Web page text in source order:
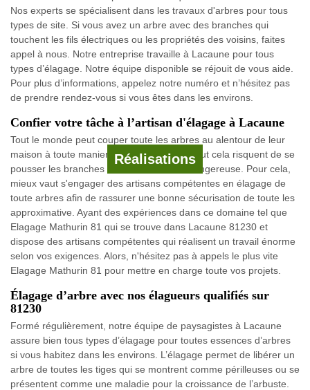
Réalisations
Nos experts se spécialisent dans les travaux d'arbres pour tous
types de site. Si vous avez un arbre avec des branches qui
touchent les fils électriques ou les propriétés des voisins, faites
appel à nous. Notre entreprise travaille à Lacaune pour tous
types d’élagage. Notre équipe disponible se réjouit de vous aide.
Pour plus d’informations, appelez notre numéro et n’hésitez pas
de prendre rendez-vous si vous êtes dans les environs.
Confier votre tâche à l’artisan d'élagage à Lacaune
Tout le monde peut couper toute les arbres au alentour de leur
maison à toute manier tel qu'il veut, mais tout cela risquent de se
pousser les branches vers une direction dangereuse. Pour cela,
mieux vaut s'engager des artisans compétentes en élagage de
toute arbres afin de rassurer une bonne sécurisation de toute les
approximative. Ayant des expériences dans ce domaine tel que
Elagage Mathurin 81 qui se trouve dans Lacaune 81230 et
dispose des artisans compétentes qui réalisent un travail énorme
selon vos exigences. Alors, n'hésitez pas à appels le plus vite
Elagage Mathurin 81 pour mettre en charge toute vos projets.
Élagage d’arbre avec nos élagueurs qualifiés sur
81230
Formé régulièrement, notre équipe de paysagistes à Lacaune
assure bien tous types d’élagage pour toutes essences d’arbres
si vous habitez dans les environs. L’élagage permet de libérer un
arbre de toutes les tiges qui se montrent comme périlleuses ou se
présentent comme une maladie pour la croissance de l’arbuste.